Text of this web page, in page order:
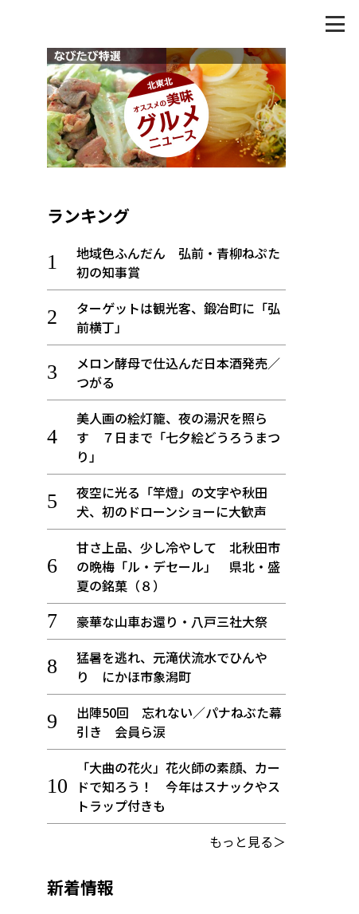
ランキング
地域色ふんだん 弘前・青柳ねぷた
初の知事賞
ターゲットは観光客、鍛冶町に「弘
前横丁」
メロン酵母で仕込んだ日本酒発売／
つがる
美人画の絵灯籠、夜の湯沢を照ら
す ７日まで「七夕絵どうろうまつ
り」
夜空に光る「竿燈」の文字や秋田
犬、初のドローンショーに大歓声
甘さ上品、少し冷やして 北秋田市
の晩梅「ル・デセール」 県北・盛
夏の銘菓（８）
豪華な山車お還り・八戸三社大祭
猛暑を逃れ、元滝伏流水でひんや
り にかほ市象潟町
出陣50回 忘れない／パナねぶた幕
引き 会員ら涙
「大曲の花火」花火師の素顔、カー
ドで知ろう！ 今年はスナックやス
トラップ付きも
もっと見る＞
新着情報